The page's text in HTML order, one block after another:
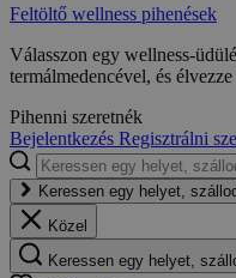
Feltöltő wellness pihenések
Válasszon egy wellness-
termálmedencével, és
Pihenni szeretnék
Bejelentkezés Regisztrálni
Keressen egy helyet,
Közel
Keressen egy helyet,